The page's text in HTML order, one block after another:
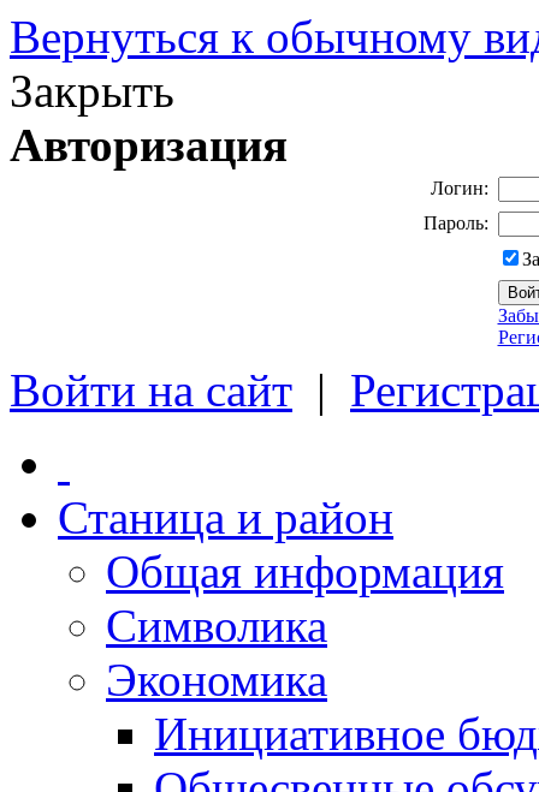
Вернуться к обычному
Закрыть
Авторизация
Логин:
Пароль:
Войти на сайт |
Станица и район
Общая информация
Символика
Экономика
Инициативное